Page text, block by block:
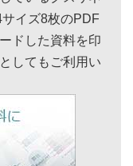
イズ8枚のPDF
ドした資料を印
してもご利用い